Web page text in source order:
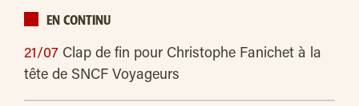
EN CONTINU
21/07 Clap de fin pour Christophe Fanichet à la
tête de SNCF Voyageurs